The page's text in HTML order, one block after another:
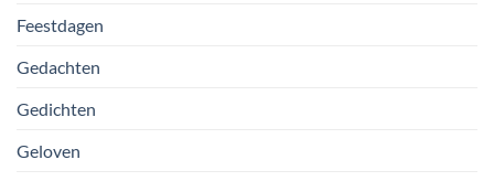
Feestdagen
Gedachten
Gedichten
Geloven